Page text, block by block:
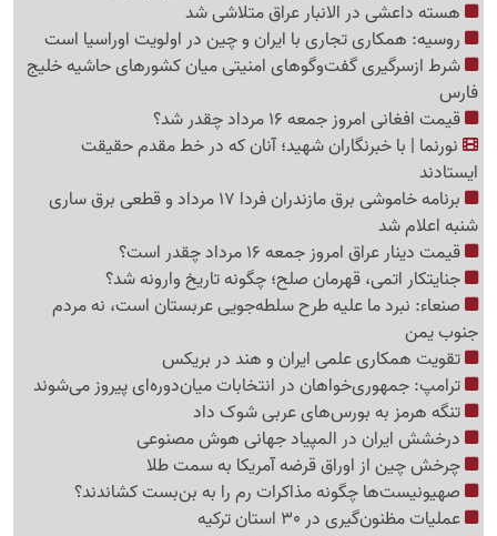
هسته داعشی در الانبار عراق متلاشی شد
روسیه: همکاری تجاری با ایران و چین در اولویت اوراسیا است
شرط ازسرگیری گفت‌وگوهای امنیتی میان کشورهای حاشیه خلیج
فارس
قیمت افغانی امروز جمعه 16 مرداد چقدر شد؟
نورنما | با خبرنگاران شهید؛ آنان که در خط مقدم حقیقت
ایستادند
برنامه خاموشی برق مازندران فردا 17 مرداد و قطعی برق ساری
شنبه اعلام شد
قیمت دینار عراق امروز جمعه 16 مرداد چقدر است؟
جنایتکار اتمی، قهرمان صلح؛ چگونه تاریخ وارونه شد؟
صنعاء: نبرد ما علیه طرح سلطه‌جویی عربستان است، نه مردم
جنوب یمن
تقویت همکاری علمی ایران و هند در بریکس
ترامپ: جمهوری‌خواهان در انتخابات میان‌دوره‌ای پیروز می‌شوند
تنگه هرمز به بورس‌های عربی شوک داد
درخشش ایران در المپیاد جهانی هوش مصنوعی
چرخش چین از اوراق قرضه آمریکا به سمت طلا
صهیونیست‌ها چگونه مذاکرات رم را به بن‌بست کشاندند؟
عملیات مظنون‌گیری در 30 استان ترکیه